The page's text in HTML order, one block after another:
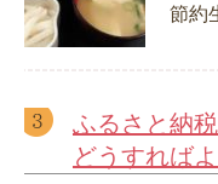
節約
ふるさと納
どうすれば